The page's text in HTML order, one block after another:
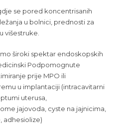
se pored koncentrisanih
u bolnici, prednosti za
višestruke.
široki spektar endoskopskih
Podpomognute
prije MPO ili
u implantaciji (intracavitarni
uterusa,
jajovoda, cyste na jajnicima,
adhesiolize)